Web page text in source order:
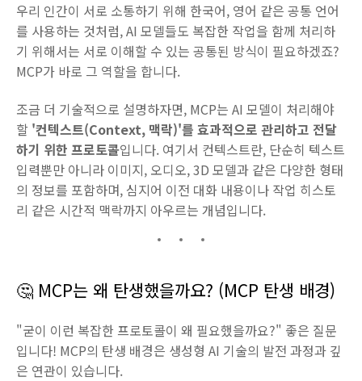
우리 인간이 서로 소통하기 위해 한국어, 영어 같은 공통 언어
를 사용하는 것처럼, AI 모델들도 복잡한 작업을 함께 처리하
기 위해서는 서로 이해할 수 있는 공통된 방식이 필요하겠죠?
MCP가 바로 그 역할을 합니다.
조금 더 기술적으로 설명하자면, MCP는 AI 모델이 처리해야
할 '컨텍스트(Context, 맥락)'를 효과적으로 관리하고 전달
하기 위한 프로토콜입니다. 여기서 컨텍스트란, 단순히 텍스트
입력뿐만 아니라 이미지, 오디오, 3D 모델과 같은 다양한 형태
의 정보를 포함하며, 심지어 이전 대화 내용이나 작업 히스토
리 같은 시간적 맥락까지 아우르는 개념입니다.
🤔 MCP는 왜 탄생했을까요? (MCP 탄생 배경)
"굳이 이런 복잡한 프로토콜이 왜 필요했을까요?" 좋은 질문
입니다! MCP의 탄생 배경은 생성형 AI 기술의 발전 과정과 깊
은 연관이 있습니다.